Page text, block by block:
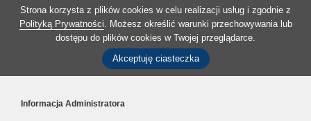
Strona korzysta z plików cookies w celu realizacji usług i zgodnie z
Polityką Prywatności. Możesz określić warunki przechowywania lub
dostępu do plików cookies w Twojej przeglądarce.
Akceptuję ciasteczka
Informacja Administratora